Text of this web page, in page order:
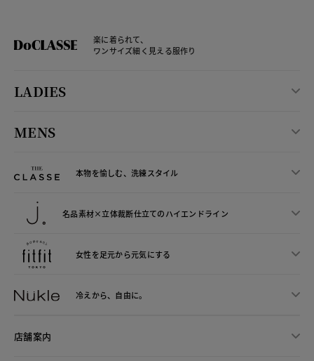
楽に着られて、
ワンサイズ細く見える服作り
LADIES
MENS
本物を愉しむ、洗練スタイル
名品素材×立体裁断仕立てのハイエンドライン
女性を足元から元気にする
冷えから、 自由に。
店舗案内